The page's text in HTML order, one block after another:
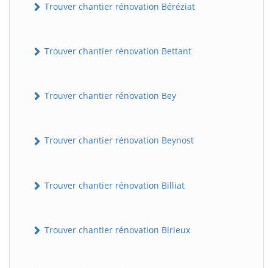
Trouver chantier rénovation Béréziat
Trouver chantier rénovation Bettant
Trouver chantier rénovation Bey
Trouver chantier rénovation Beynost
Trouver chantier rénovation Billiat
Trouver chantier rénovation Birieux